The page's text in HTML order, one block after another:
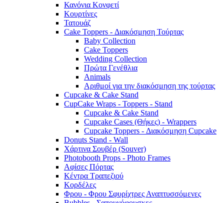
Κανόνια Κονφετί
Κουρτίνες
Τατουάζ
Cake Toppers - Διακόσμηση Τούρτας
Baby Collection
Cake Toppers
Wedding Collection
Πρώτα Γενέθλια
Animals
Αριθμοί για την διακόσμηση της τούρτας
Cupcake & Cake Stand
CupCake Wraps - Toppers - Stand
Cupcake & Cake Stand
Cupcake Cases (Θήκες) - Wrappers
Cupcake Toppers - Διακόσμηση Cupcake
Donuts Stand - Wall
Χάρτινα Σουβέρ (Souver)
Photobooth Props - Photo Frames
Αφίσες Πόρτας
Κέντρα Τραπεζιού
Κορδέλες
Φρου - Φρου Σφυρίχτρες Αναπτυσσόμενες